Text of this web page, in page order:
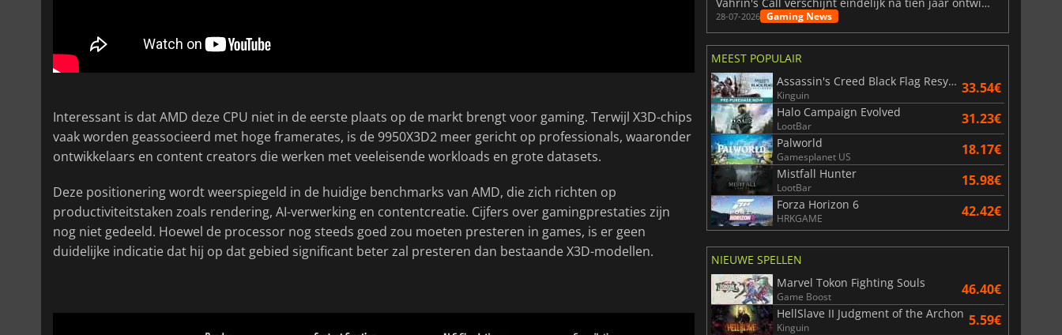
Interessant is dat AMD deze CPU niet in de eerste plaats op de markt brengt voor gaming. Terwijl X3D-chips
vaak worden geassocieerd met hoge framerates, is de 9950X3D2 meer gericht op professionals, waaronder
ontwikkelaars en content creators die werken met veeleisende workloads en grote datasets.
Deze positionering wordt weerspiegeld in de huidige benchmarks van AMD, die zich richten op
productiviteitstaken zoals rendering, AI-verwerking en contentcreatie. Cijfers over gamingprestaties zijn
nog niet gedeeld. Hoewel de processor nog steeds goed zou moeten presteren in games, is er geen
duidelijke indicatie dat hij op dat gebied significant beter zal presteren dan bestaande X3D-modellen.
Vahrin's Call verschijnt eindelijk na tien jaar ontwikkeling
28-07-2026 Gaming News
MEEST POPULAIR
Assassin's Creed Black Flag Resynced
Kinguin 33.54€
Halo Campaign Evolved
LootBar 31.23€
Palworld
Gamesplanet US 18.17€
Mistfall Hunter
LootBar 15.98€
Forza Horizon 6
HRKGAME 42.42€
NIEUWE SPELLEN
Marvel Tokon Fighting Souls
Game Boost 46.40€
HellSlave II Judgment of the Archon
Kinguin 5.59€